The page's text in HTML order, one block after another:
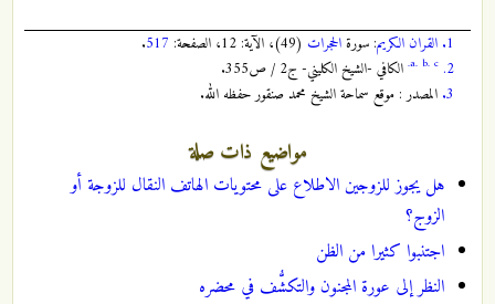
1. القران الكريم: سورةالحجرات (49)، الآية: 12، الصفحة: 517
.
2.
a. b. c.
الكافي -الشيخ الكليني- ج2 / ص355.
3. المصدر : موقع سماحة الشيخ محمد صنقور حفظه الله.
مواضيع ذات صلة
هل يجوز للزوجين الاطلاع على محتويات الهاتف النقال للزوجة أو
الزوج؟
اجتنبوا كثيرا من الظن
النظر إلى عورة المجنون والتكشُّف في محضره